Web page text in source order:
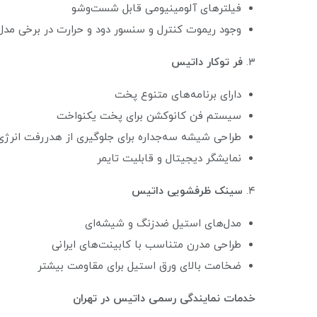
فیلترهای آلومینیومی قابل شست‌وشو
وجود ریموت کنترل و سنسور دود و حرارت در برخی
۳. فر توکار داتیس
دارای برنامه‌های متنوع پخت
سیستم فن کانوکشن برای پخت یکنواخت
طراحی شیشه سه‌جداره برای جلوگیری از هدررفت
نمایشگر دیجیتال و قابلیت تایمر
۴. سینک ظرفشویی داتیس
مدل‌های استیل ضدزنگ و شیشه‌ای
طراحی مدرن متناسب با کابینت‌های ایرانی
ضخامت بالای ورق استیل برای مقاومت بیشتر
خدمات نمایندگی رسمی داتیس در تهران